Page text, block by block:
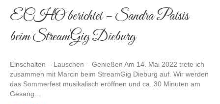
ECHO berichtet – Sandra Patsis
beim StreamGig Dieburg
Einschalten – Lauschen – Genießen Am 14. Mai 2022 trete ich
zusammen mit Marcin beim StreamGig Dieburg auf. Wir werden
das Sommerfest musikalisch eröffnen und ca. 30 Minuten am
Gesang…